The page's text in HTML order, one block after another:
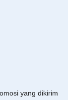
yang dikirim